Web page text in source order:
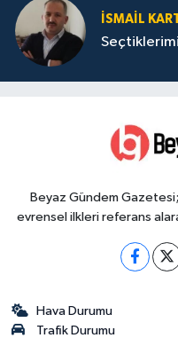
İSMAIL
Beyaz Gündem
evrensel ilkleri referans
Hava Durumu
Trafik Durumu